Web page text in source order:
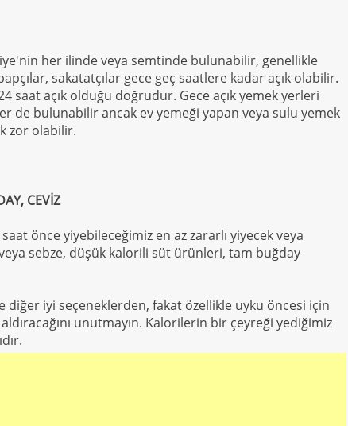
her ilinde veya semtinde bulunabilir, genellikle
sakatatçılar gece geç saatlere kadar açık olabilir.
saat açık olduğu doğrudur. Gece açık yemek yerleri
de bulunabilir ancak ev yemeği yapan veya sulu yemek
zor olabilir.
CEVİZ
önce yiyebileceğimiz en az zararlı yiyecek veya
sebze, düşük kalorili süt ürünleri, tam buğday
diğer iyi seçeneklerden, fakat özellikle uyku öncesi için
aldıracağını unutmayın. Kalorilerin bir çeyreği yediğimiz